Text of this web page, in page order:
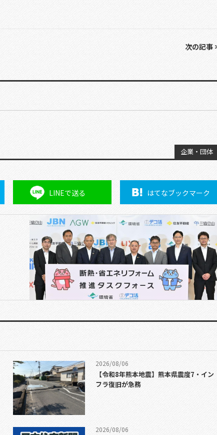
次の記事
企業・団体
LINEで送る はてなブックマーク
2026/08/06
【令和8年熊本地震】熊本県震度7・イン
フラ復旧が急務
2026/08/06